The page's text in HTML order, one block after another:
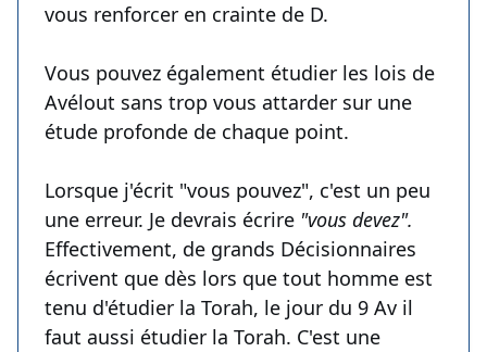
vous renforcer en crainte de D.
Vous pouvez également étudier les lois de
Avélout sans trop vous attarder sur une
étude profonde de chaque point.
Lorsque j'écrit "vous pouvez", c'est un peu
une erreur. Je devrais écrire "vous devez".
Effectivement, de grands Décisionnaires
écrivent que dès lors que tout homme est
tenu d'étudier la Torah, le jour du 9 Av il
faut aussi étudier la Torah. C'est une